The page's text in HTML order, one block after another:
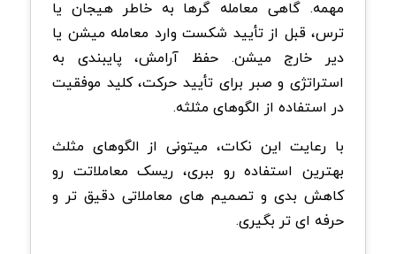
مهمه. گاهی معامله گرها به خاطر هیجان یا
ترس، قبل از تأیید شکست وارد معامله میشن یا
دیر خارج میشن. حفظ آرامش، پایبندی به
استراتژی و صبر برای تأیید حرکت، کلید موفقیت
در استفاده از الگوهای مثلثه.
با رعایت این نکات، میتونی از الگوهای مثلث
بهترین استفاده رو ببری، ریسک معاملاتت رو
کاهش بدی و تصمیم های معاملاتی دقیق تر و
حرفه ای تر بگیری.